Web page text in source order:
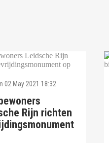
02 May 2021 18:32
Rijn richten